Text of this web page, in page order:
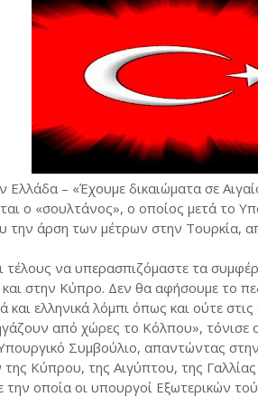
– «Έχουμε δικαιώματα σε
ο «σουλτάνος», ο οποίος μετά το
την άρση των μέτρων στην Τουρκία,
τέλους να υπερασπιζόμαστε τα
στην Κύπρο. Δεν θα αφήσουμε το
και ελληνικά λόμπι όπως και ούτε
από χώρες το Κόλπου», τόνισε
Συμβούλιο, απαντώντας
Κύπρου, της Αιγύπτου, της
οποία οι υπουργοί Εξωτερικών